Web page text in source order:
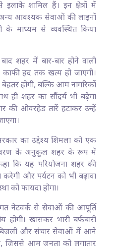
शामिल हैं। इन क्षेत्रों में
आवश्यक सेवाओं की लाइनों
के माध्यम से व्यवस्थित किया
शहर में बार-बार होने वाली
हद तक खत्म हो जाएगी।
होगी, बल्कि आम नागरिकों
ही शहर का सौंदर्य भी बढ़ेगा
की ओवरहेड तारें हटाकर उन्हें
का उद्देश्य शिमला को एक
के अनुकूल शहर के रूप में
कि यह परियोजना शहर की
और पर्यटन को भी बढ़ावा
को फायदा होगा।
नेटवर्क से सेवाओं की आपूर्ति
खासकर भारी बर्फबारी
और संचार सेवाओं में आने
जिससे आम जनता को लगातार